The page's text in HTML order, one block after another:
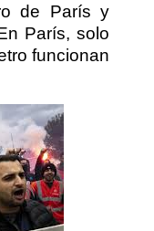
de París y
París, solo
funcionan